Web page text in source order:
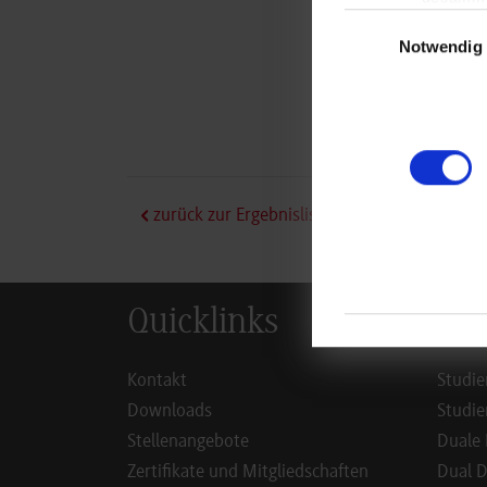
Notwendig
zurück zur Ergebnisliste
Quicklinks
Kontakt
Downloads
Stellenangebote
Zertifikate und Mitgliedschaften
Duale
Dual